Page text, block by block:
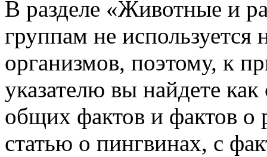
В разделе «Животные и
группам не
организмов, поэтому, к
указателю вы найдете
общих фактов и фактов о
статью о пингвинах, с